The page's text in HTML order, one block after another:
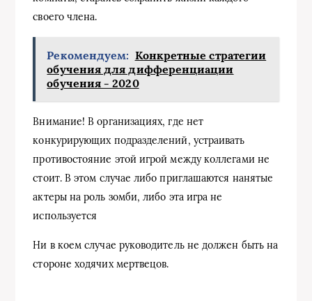
своего члена.
Рекомендуем: Конкретные стратегии
обучения для дифференциации
обучения - 2020
Внимание! В организациях, где нет
конкурирующих подразделений, устраивать
противостояние этой игрой между коллегами не
стоит. В этом случае либо приглашаются нанятые
актеры на роль зомби, либо эта игра не
используется
Ни в коем случае руководитель не должен быть на
стороне ходячих мертвецов.